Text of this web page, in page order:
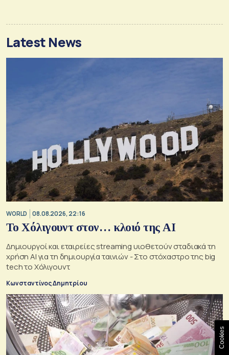
Latest News
WORLD 08.08.2026, 22:16
Το Χόλιγουντ στον… κλοιό της AI
Δημιουργοί και εταιρείες streaming υιοθετούν σταδιακά τη
χρήση AI για τη δημιουργία ταινιών - Στο στόχαστρο της big
tech το Χόλιγουντ
Κωνσταντίνος Δημητρίου
Cookies